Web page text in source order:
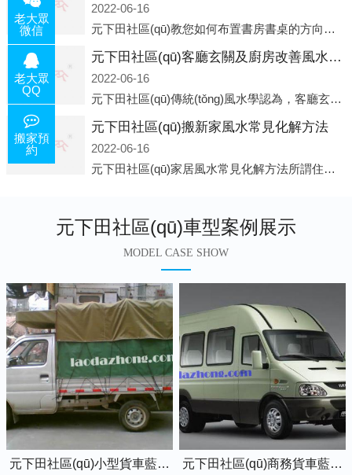
2022-06-16
元下田社區(qū)教您如何布置書房書桌的方向和位置風水中所說的方位，顧名思義包括方向和位置兩個概念，那么書桌的方向應該向著哪里呢？一般來說，將書桌對著門放置比較 好，比如您書房的門是向南的，就將書桌也向著門放置即可；這
元下田社區(qū)客廳玄關及廚房改善風水的方法
2022-06-16
元下田社區(qū)傳統(tǒng)風水學認為，客廳玄關是從室外進入客廳的必經(jīng)之路，是進入客廳的緩沖區(qū)。它讓進入者靜氣斂神，同時也是引氣入室的必經(jīng)之道。客廳的玄關除了有防泄、遮掩的風水作用之外，并且還有家居裝飾上的美化作用，因此它設
元下田社區(qū)搬新家風水常見化解方法
2022-06-16
元下田社區(qū)家居風水常見化解方法所謂住家乃是我們?nèi)粘Ｉ钏诘牡胤剑谀莾核X，也在那兒恢復白天工作的疲勞。并非經(jīng)常有人常住的房子、辦公室之類，人們寢食不在那兒的建筑物，此種房子并非家居風水的對象。為什么呢?因為
元下田社區(qū)車型案例展示
MODEL CASE SHOW
元下田社區(qū)小型貨車藍牌0.8噸小卡車 元下田社區(qū)商務貨車藍牌7座依維柯全順車
老大眾
微信
老大眾
QQ
搬家預
約